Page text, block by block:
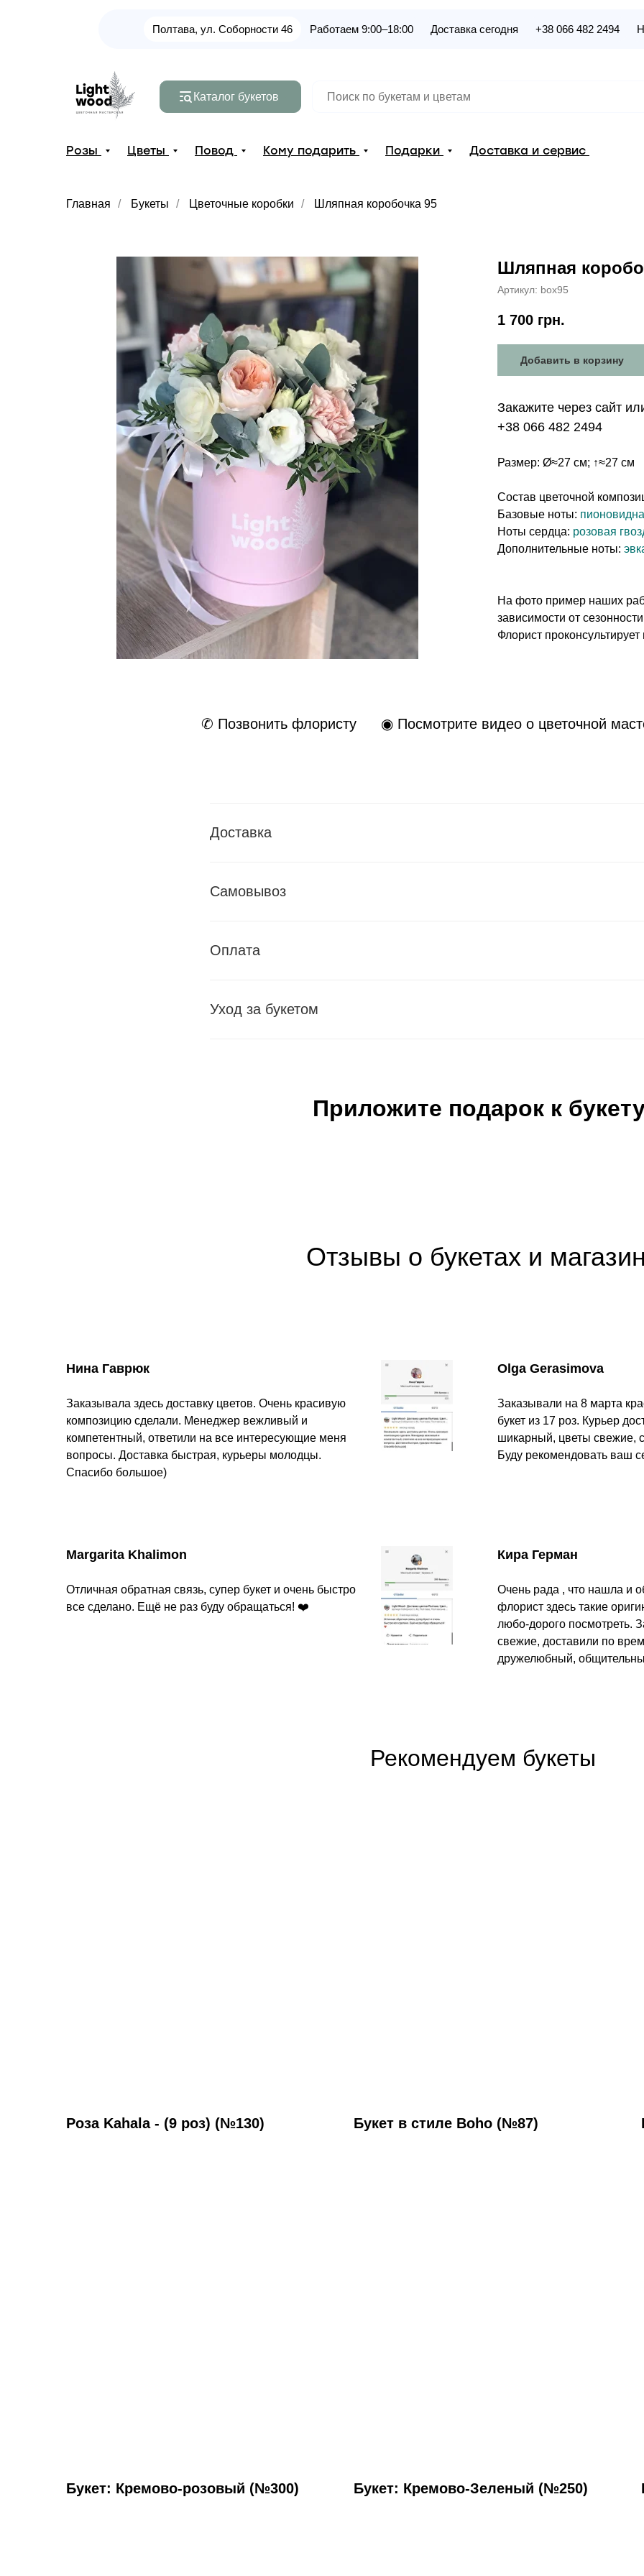
Полтава, ул. Соборности 46 Работаем 9:00–18:00 Доставка сегодня +38 066 482 2494
Каталог букетов
Розы Цветы Повод Кому подарить Подарки Доставка и сервис
Главная / Букеты / Цветочные коробки / Шляпная коробочка 95
Шляпная
Артикул: box95
1 700 грн.
Добавить в корзину
Закажите через сайт
+38 066 482 2494
Размер: Ø≈27 см; ↑≈27 см
Состав цветочной
Базовые ноты:
Ноты сердца: розовая
Дополнительные ноты:
На фото пример наших
зависимости от
Флорист
✆ Позвонить флористу ◉ Посмотрите видео о цветочной
Доставка
Самовывоз
Оплата
Уход за букетом
Приложите подарок к
Отзывы о букетах и
Нина Гаврюк
Заказывала здесь доставку цветов. Очень красивую
композицию сделали. Менеджер вежливый и
компетентный, ответили на все интересующие меня
вопросы. Доставка быстрая, курьеры молодцы.
Спасибо большое)
Olga Gerasimova
Заказывали на 8 марта
букет из 17 роз. Курьер
шикарный, цветы свежие,
Буду рекомендовать ваш
Margarita Khalimon
Отличная обратная связь, супер букет и очень быстро
все сделано. Ещё не раз буду обращаться! ❤️
Кира Герман
Очень рада , что нашла и
флорист здесь такие
любо-дорого посмотреть.
свежие, доставили по
дружелюбный,
Рекомендуем букеты
Роза Kahala - (9 роз) (№130) Букет в стиле Boho (№87)
Букет: Кремово-розовый (№300) Букет: Кремово-Зеленый (№250)